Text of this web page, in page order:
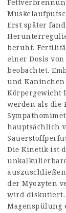
Erst später
beruht.
einer Dosis
beobachtet.
und Kaninchen
Körpergewicht
werden als die
hauptsächlich
Die Kinetik ist
der Myozyten
wird diskutiert.
Magenspülung